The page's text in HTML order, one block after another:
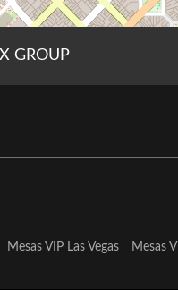
GROUP
Mesas VIP Las Vegas Mesas